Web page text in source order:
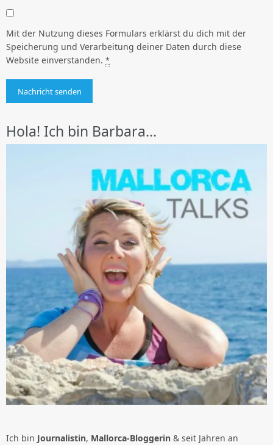
Mit der Nutzung dieses Formulars erklärst du dich mit der
Speicherung und Verarbeitung deiner Daten durch diese
Website einverstanden. *
Hola! Ich bin Barbara…
Ich bin Journalistin, Mallorca-Bloggerin & seit Jahren an